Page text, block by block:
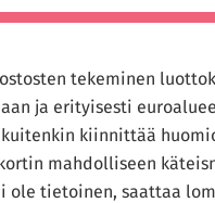
tekeminen
ja erityisesti
kiinnittää
mahdolliseen
ole tietoinen, saattaa